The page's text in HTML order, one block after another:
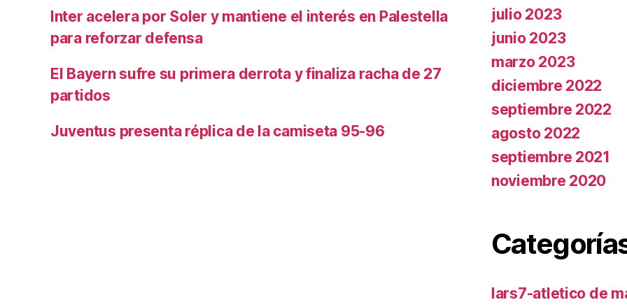
Inter acelera por Soler y mantiene el interés en Palestella
para reforzar defensa
El Bayern sufre su primera derrota y finaliza racha de 27
partidos
Juventus presenta réplica de la camiseta 95-96
julio 2023
junio 2023
marzo 2023
diciembre 2022
septiembre 2022
agosto 2022
septiembre 2021
noviembre 2020
lars7-atletico de